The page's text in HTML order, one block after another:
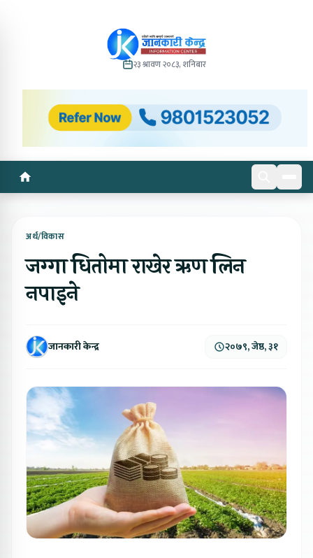
२३ श्रावण २०८३, शनिबार
अर्थ/विकास
जग्गा धितोमा राखेर ऋण लिन
नपाइने
जानकारी केन्द्र २०७९, जेष्ठ, ३१